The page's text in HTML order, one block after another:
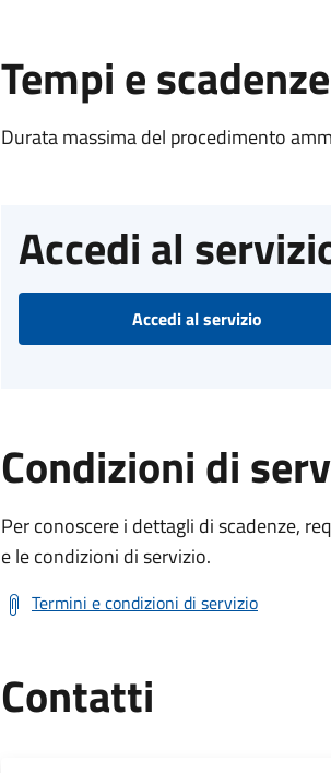
Tempi e scadenze
Durata massima del procedimento
Accedi al
Accedi al servizio
Condizioni di
Per conoscere i dettagli di scadenze,
e le condizioni di servizio.
Termini e condizioni di servizio
Contatti